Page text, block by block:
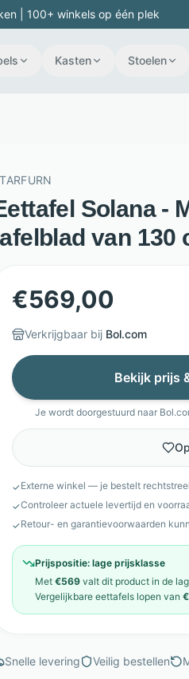
| 100+ winkels op één plek
Kasten Stoelen
Solana -
van 130
€569,00
Verkrijgbaar bij Bol.com
Bekijk prijs
Je wordt doorgestuurd naar
✓Externe winkel — je bestelt
✓Controleer actuele levertijd en
✓Retour- en garantievoorwaarden
Prijspositie: lage prijsklasse
Met €569 valt dit product in de
Vergelijkbare eettafels lopen van
Snelle levering Veilig bestellen